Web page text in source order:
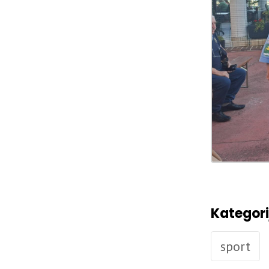
sport